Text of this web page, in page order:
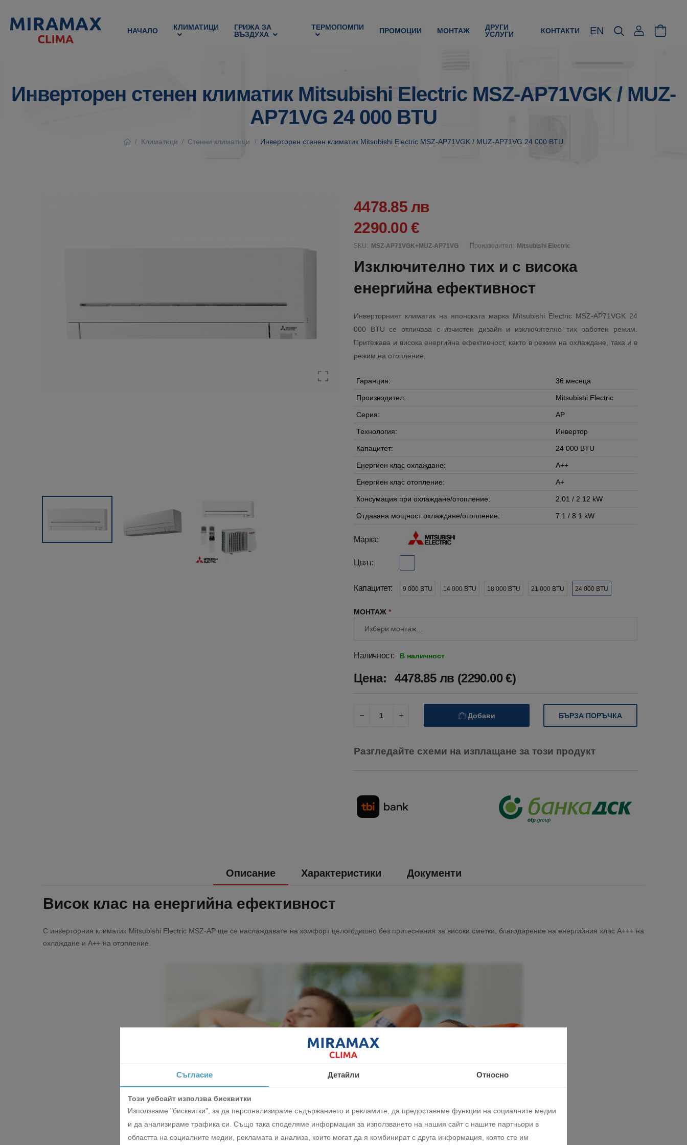
НАЧАЛО КЛИМАТИЦИ
ГРИЖА ЗА
ВЪЗДУХА
ТЕРМОПОМПИ ПРОМОЦИИ МОНТАЖ
ДРУГИ
УСЛУГИ
КОНТАКТИ EN
Инверторен стенен климатик Mitsubishi Electric MSZ-AP71VGK / MUZ-
AP71VG 24 000 BTU
/ Климатици / Стенни климатици / Инверторен стенен климатик Mitsubishi Electric MSZ-AP71VGK / MUZ-AP71VG 24 000 BTU
4478.85 лв
2290.00 €
SKU: MSZ-AP71VGK+MUZ-AP71VG Производител: Mitsubishi Electric
Изключително тих и с висока
енергийна ефективност
Инверторният климатик на японската марка Mitsubishi Electric MSZ-AP71VGK 24
000 BTU се отличава с изчистен дизайн и изключително тих работен режим.
Притежава и висока енергийна ефективност, както в режим на охлаждане, така и в
режим на отопление.
Гаранция: 36 месеца
Производител: Mitsubishi Electric
Серия: AP
Технология: Инвертор
Капацитет: 24 000 BTU
Енергиен клас охлаждане: A++
Енергиен клас отопление: A+
Консумация при охлаждане/отопление: 2.01 / 2.12 kW
Отдавана мощност охлаждане/отопление: 7.1 / 8.1 kW
Марка:
Цвят:
Капацитет: 9 000 BTU 14 000 BTU 18 000 BTU 21 000 BTU 24 000 BTU
МОНТАЖ *
Наличност: В наличност
Цена: 4478.85 лв (2290.00 €)
Добави БЪРЗА ПОРЪЧКА
Разгледайте схеми на изплащане за този продукт
Описание Характеристики Документи
Висок клас на енергийна ефективност
С инверторния климатик Mitsubishi Electric MSZ-AP ще се наслаждавате на комфорт целогодишно без притеснения за високи сметки, благодарение на енергийния клас А+++ на
охлаждане и А++ на отопление.
Съгласие Детайли Относно
Този уебсайт използва бисквитки
Използваме "бисквитки", за да персонализираме съдържанието и рекламите, да предоставяме функции на социалните медии
и да анализираме трафика си. Също така споделяме информация за използването на нашия сайт с нашите партньори в
областта на социалните медии, рекламата и анализа, които могат да я комбинират с друга информация, която сте им